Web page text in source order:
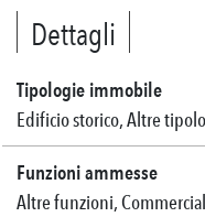
Dettagli
Tipologie immobile
Edificio storico, Altre
Funzioni ammesse
Altre funzioni,